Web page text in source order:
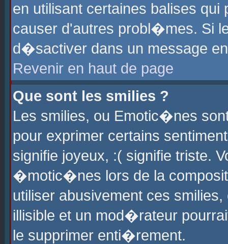
en utilisant certaines balises
causer d'autres probl�mes. Si
d�sactiver dans un message
Revenir en haut de page
Que sont les smilies ?
Les smilies, ou Emotic�nes
pour exprimer certains
signifie joyeux, :( signifie triste.
�motic�nes lors de la
utiliser abusivement ces
illisible et un mod�rateur
le supprimer enti�rement.